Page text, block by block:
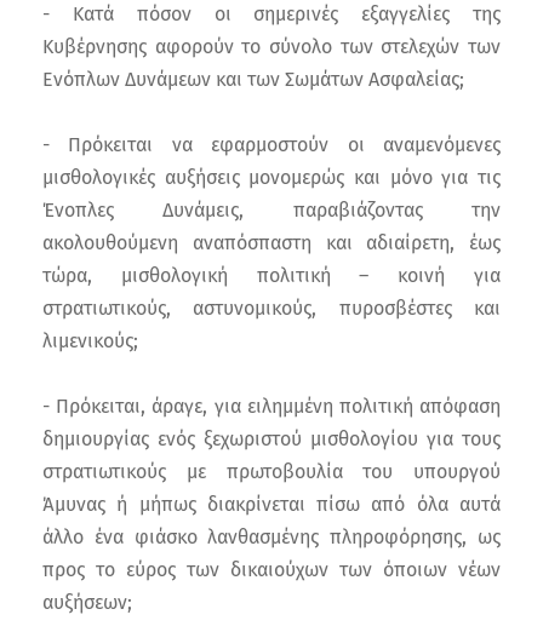
- Κατά πόσον οι σημερινές εξαγγελίες της
Κυβέρνησης αφορούν το σύνολο των στελεχών των
Ενόπλων Δυνάμεων και των Σωμάτων Ασφαλείας;
- Πρόκειται να εφαρμοστούν οι αναμενόμενες
μισθολογικές αυξήσεις μονομερώς και μόνο για τις
Ένοπλες Δυνάμεις, παραβιάζοντας την
ακολουθούμενη αναπόσπαστη και αδιαίρετη, έως
τώρα, μισθολογική πολιτική – κοινή για
στρατιωτικούς, αστυνομικούς, πυροσβέστες και
λιμενικούς;
- Πρόκειται, άραγε, για ειλημμένη πολιτική απόφαση
δημιουργίας ενός ξεχωριστού μισθολογίου για τους
στρατιωτικούς με πρωτοβουλία του υπουργού
Άμυνας ή μήπως διακρίνεται πίσω από όλα αυτά
άλλο ένα φιάσκο λανθασμένης πληροφόρησης, ως
προς το εύρος των δικαιούχων των όποιων νέων
αυξήσεων;